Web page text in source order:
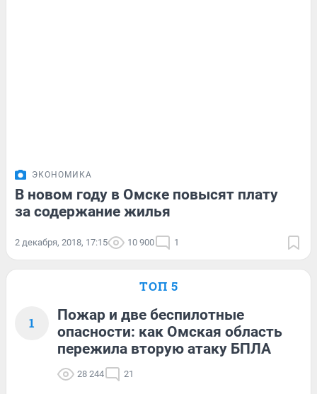
ЭКОНОМИКА
В новом году в Омске повысят плату
за содержание жилья
2 декабря, 2018, 17:15 10 900 1
ТОП 5
1
Пожар и две беспилотные
опасности: как Омская область
пережила вторую атаку БПЛА
28 244 21